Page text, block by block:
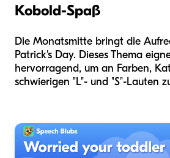
Kobold-Spaß
Die Monatsmitte bringt die
Patrick's Day. Dieses Thema
hervorragend, um an Farben,
schwierigen "L"- und "S"-Lauten